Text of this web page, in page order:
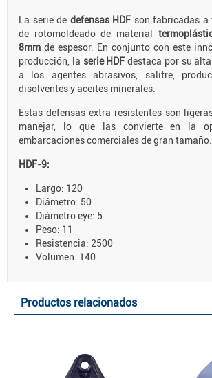
La serie de defensas HDF son fabricadas a
de rotomoldeado de material
8mm de espesor. En conjunto con este
producción, la serie HDF destaca por su
a los agentes abrasivos, salitre,
disolventes y aceites minerales.
Estas defensas extra resistentes son
manejar, lo que las convierte en la
embarcaciones comerciales de gran tamaño.
HDF-9:
Largo: 120
Diámetro: 50
Diámetro eye: 5
Peso: 11
Resistencia: 2500
Volumen: 140
Productos relacionados